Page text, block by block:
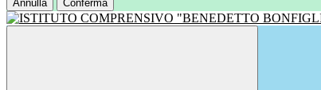
Annulla Conferma